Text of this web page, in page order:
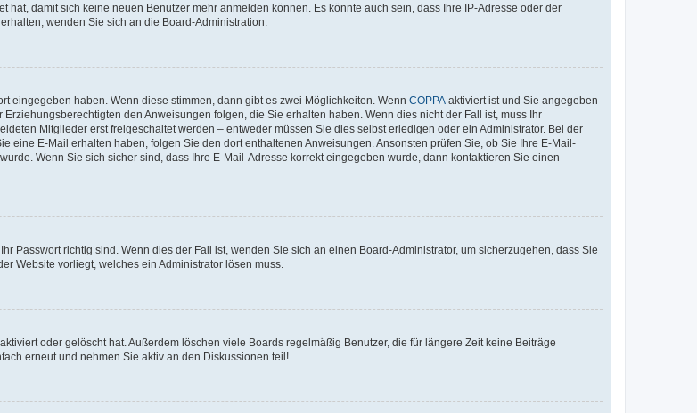
damit sich keine neuen Benutzer mehr anmelden können. Es könnte auch sein, dass Ihre IP-Adresse oder der
wenden Sie sich an die Board-Administration.
eingegeben haben. Wenn diese stimmen, dann gibt es zwei Möglichkeiten. Wenn COPPA aktiviert ist und Sie angegeben
den Anweisungen folgen, die Sie erhalten haben. Wenn dies nicht der Fall ist, muss Ihr
Mitglieder erst freigeschaltet werden – entweder müssen Sie dies selbst erledigen oder ein Administrator. Bei der
eine E-Mail erhalten haben, folgen Sie den dort enthaltenen Anweisungen. Ansonsten prüfen Sie, ob Sie Ihre E-Mail-
Wenn Sie sich sicher sind, dass Ihre E-Mail-Adresse korrekt eingegeben wurde, dann kontaktieren Sie einen
Passwort richtig sind. Wenn dies der Fall ist, wenden Sie sich an einen Board-Administrator, um sicherzugehen, dass Sie
Website vorliegt, welches ein Administrator lösen muss.
oder gelöscht hat. Außerdem löschen viele Boards regelmäßig Benutzer, die für längere Zeit keine Beiträge
erneut und nehmen Sie aktiv an den Diskussionen teil!